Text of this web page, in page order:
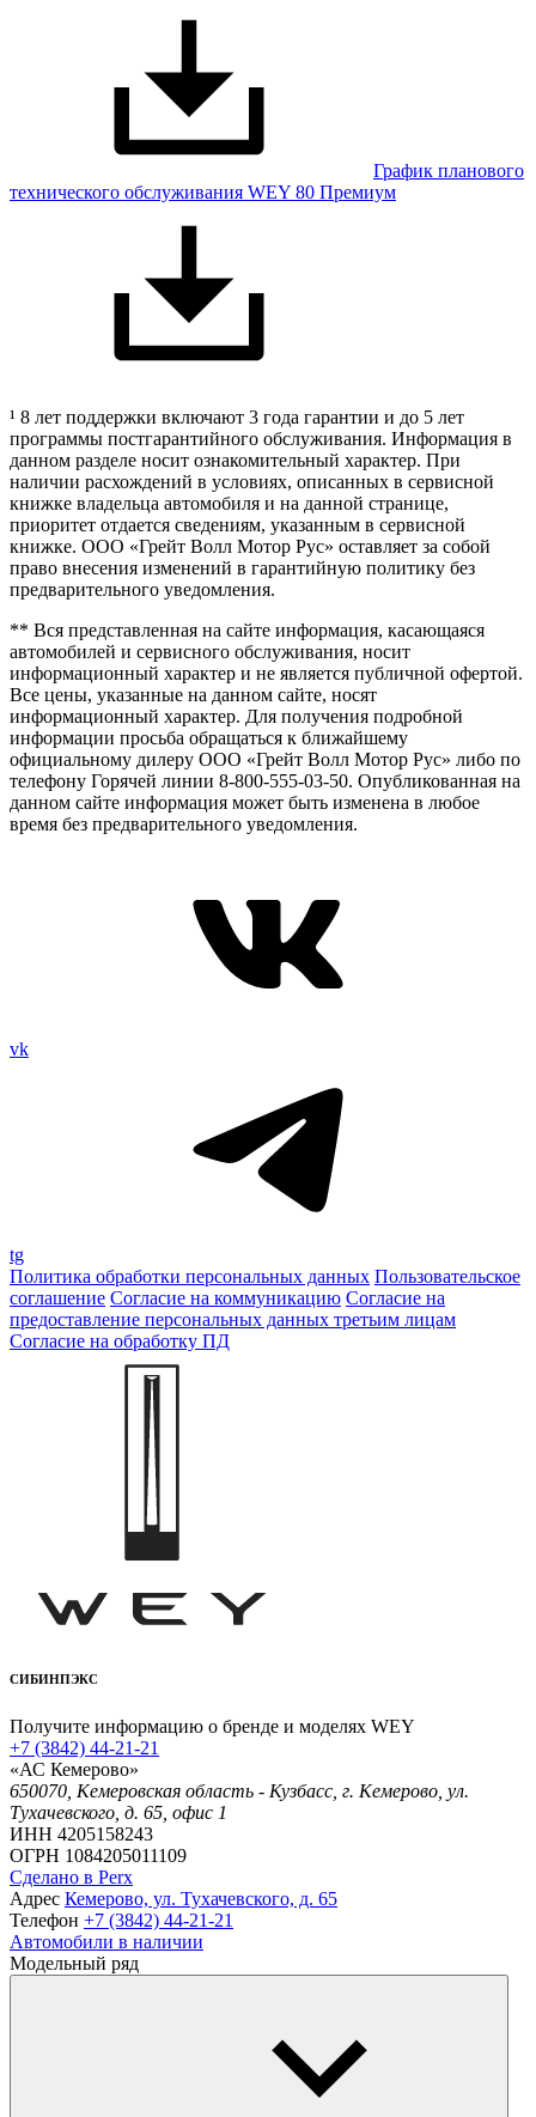
График планового
технического обслуживания WEY 80 Премиум
¹ 8 лет поддержки включают 3 года гарантии и до 5 лет
программы постгарантийного обслуживания. Информация в
данном разделе носит ознакомительный характер. При
наличии расхождений в условиях, описанных в сервисной
книжке владельца автомобиля и на данной странице,
приоритет отдается сведениям, указанным в сервисной
книжке. ООО «Грейт Волл Мотор Рус» оставляет за собой
право внесения изменений в гарантийную политику без
предварительного уведомления.
** Вся представленная на сайте информация, касающаяся
автомобилей и сервисного обслуживания, носит
информационный характер и не является публичной офертой.
Все цены, указанные на данном сайте, носят
информационный характер. Для получения подробной
информации просьба обращаться к ближайшему
официальному дилеру ООО «Грейт Волл Мотор Рус» либо по
телефону Горячей линии 8-800-555-03-50. Опубликованная на
данном сайте информация может быть изменена в любое
время без предварительного уведомления.
vk
tg
Политика обработки персональных данных Пользовательское
соглашение Согласие на коммуникацию Согласие на
предоставление персональных данных третьим лицам
Согласие на обработку ПД
СИБИНПЭКС
Получите информацию о бренде и моделях WEY
+7 (3842) 44-21-21
«АС Кемерово»
650070, Кемеровская область - Кузбасс, г. Кемерово, ул.
Тухачевского, д. 65, офис 1
ИНН 4205158243
ОГРН 1084205011109
Сделано в Perx
Адрес Кемерово, ул. Тухачевского, д. 65
Телефон +7 (3842) 44-21-21
Автомобили в наличии
Модельный ряд